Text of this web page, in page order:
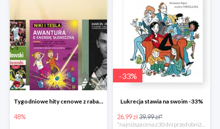
Tygodniowe hity cenowe z rabatem -48%
48%
-33%
Lukrecja stawia na swoim -33%
26.99 zł39.99 zł*